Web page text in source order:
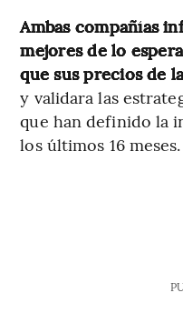
Ambas compañías
mejores de lo
que sus precios de
y validara las
que han definido la
los últimos 16 meses.